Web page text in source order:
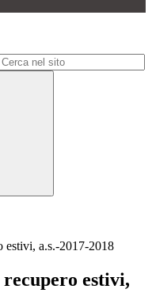
a.s.-2017-2018
estivi,